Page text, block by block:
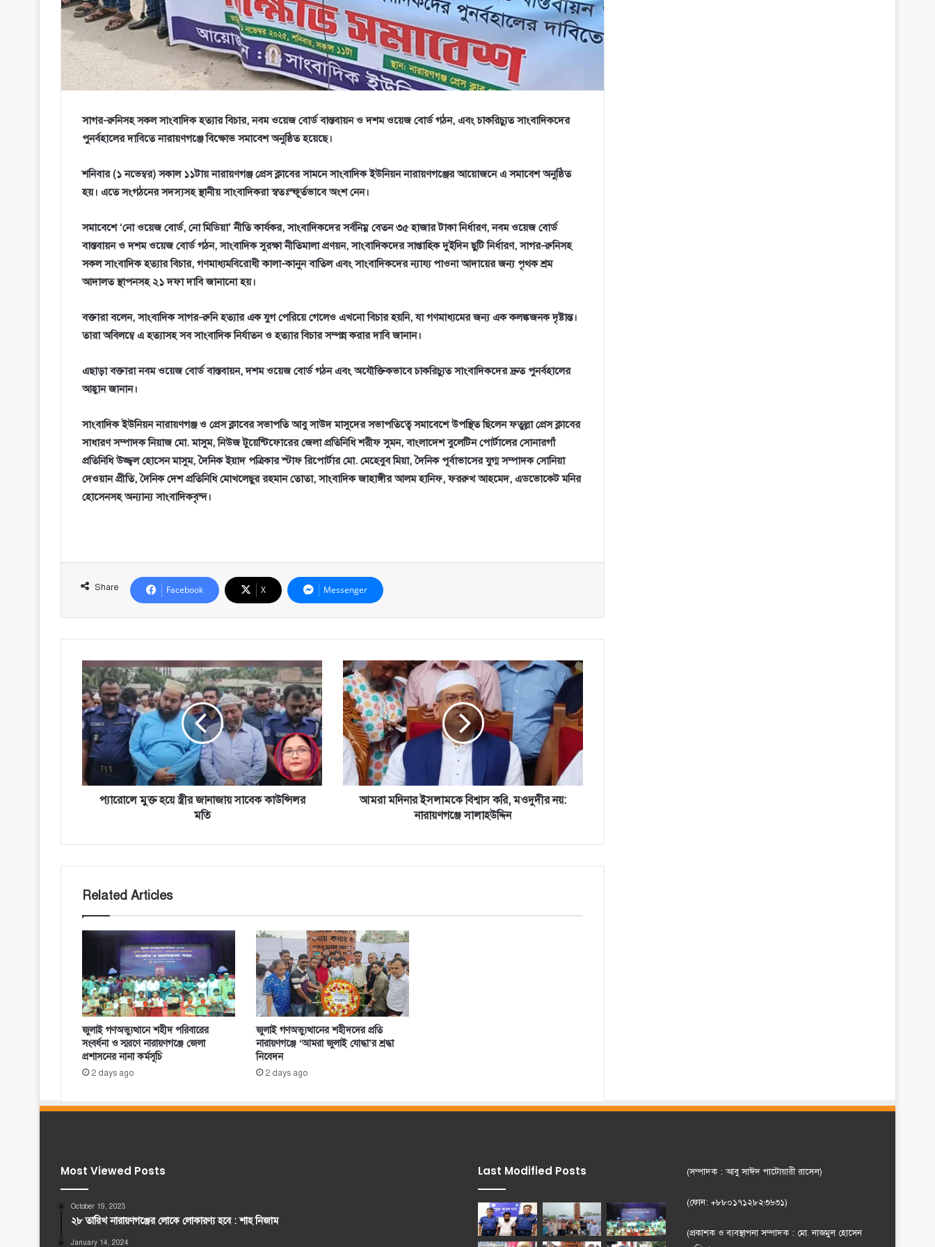
সাগর-রুনিসহ সকল সাংবাদিক হত্যার বিচার, নবম ওয়েজ বোর্ড বাস্তবায়ন ও দশম ওয়েজ বোর্ড গঠন, এবং চাকরিচ্যুত সাংবাদিকদের
পুনর্বহালের দাবিতে নারায়ণগঞ্জে বিক্ষোভ সমাবেশ অনুষ্ঠিত হয়েছে।
শনিবার (১ নভেম্বর) সকাল ১১টায় নারায়ণগঞ্জ প্রেস ক্লাবের সামনে সাংবাদিক ইউনিয়ন নারায়ণগঞ্জের আয়োজনে এ সমাবেশ অনুষ্ঠিত
হয়। এতে সংগঠনের সদস্যসহ স্থানীয় সাংবাদিকরা স্বতঃস্ফূর্তভাবে অংশ নেন।
সমাবেশে ‘নো ওয়েজ বোর্ড, নো মিডিয়া’ নীতি কার্যকর, সাংবাদিকদের সর্বনিম্ন বেতন ৩৫ হাজার টাকা নির্ধারণ, নবম ওয়েজ বোর্ড
বাস্তবায়ন ও দশম ওয়েজ বোর্ড গঠন, সাংবাদিক সুরক্ষা নীতিমালা প্রণয়ন, সাংবাদিকদের সাপ্তাহিক দুইদিন ছুটি নির্ধারণ, সাগর-রুনিসহ
সকল সাংবাদিক হত্যার বিচার, গণমাধ্যমবিরোধী কালা-কানুন বাতিল এবং সাংবাদিকদের ন্যায্য পাওনা আদায়ের জন্য পৃথক শ্রম
আদালত স্থাপনসহ ২১ দফা দাবি জানানো হয়।
বক্তারা বলেন, সাংবাদিক সাগর-রুনি হত্যার এক যুগ পেরিয়ে গেলেও এখনো বিচার হয়নি, যা গণমাধ্যমের জন্য এক কলঙ্কজনক দৃষ্টান্ত।
তারা অবিলম্বে এ হত্যাসহ সব সাংবাদিক নির্যাতন ও হত্যার বিচার সম্পন্ন করার দাবি জানান।
এছাড়া বক্তারা নবম ওয়েজ বোর্ড বাস্তবায়ন, দশম ওয়েজ বোর্ড গঠন এবং অযৌক্তিকভাবে চাকরিচ্যুত সাংবাদিকদের দ্রুত পুনর্বহালের
আহ্বান জানান।
সাংবাদিক ইউনিয়ন নারায়ণগঞ্জ ও প্রেস ক্লাবের সভাপতি আবু সাউদ মাসুদের সভাপতিত্বে সমাবেশে উপস্থিত ছিলেন ফতুল্লা প্রেস ক্লাবের
সাধারণ সম্পাদক নিয়াজ মো. মাসুম, নিউজ টুয়েন্টিফোরের জেলা প্রতিনিধি শরীফ সুমন, বাংলাদেশ বুলেটিন পোর্টালের সোনারগাঁ
প্রতিনিধি উজ্জ্বল হোসেন মাসুম, দৈনিক ইয়াদ পত্রিকার স্টাফ রিপোর্টার মো. মেহেবুব মিয়া, দৈনিক পূর্বাভাসের যুগ্ম সম্পাদক সোনিয়া
দেওয়ান প্রীতি, দৈনিক দেশ প্রতিনিধি মোখলেছুর রহমান তোতা, সাংবাদিক জাহাঙ্গীর আলম হানিফ, ফররুখ আহমেদ, এডভোকেট মনির
হোসেনসহ অন্যান্য সাংবাদিকবৃন্দ।
Share Facebook X Messenger
প্যারোলে
মুক্ত
হয়ে
স্ত্রীর
জানাজায়
সাবেক
কাউন্সিলর
মতি
প্যারোলে মুক্ত হয়ে স্ত্রীর জানাজায় সাবেক কাউন্সিলর
মতি
আমরা
মদিনার
ইসলামকে
বিশ্বাস
করি,
মওদুদীর
নয়:
নারায়ণগঞ্জে
সালাহউদ্দিন
আমরা মদিনার ইসলামকে বিশ্বাস করি, মওদুদীর নয়:
নারায়ণগঞ্জে সালাহউদ্দিন
Related Articles
জুলাই গণঅভ্যুত্থানে শহীদ পরিবারের
সংবর্ধনা ও স্মরণে নারায়ণগঞ্জে জেলা
প্রশাসনের নানা কর্মসূচি
2 days ago
জুলাই গণঅভ্যুত্থানের শহীদদের প্রতি
নারায়ণগঞ্জে ‘আমরা জুলাই যোদ্ধা’র শ্রদ্ধা
নিবেদন
2 days ago
Most Viewed Posts
October 19, 2023
২৮ তারিখ নারায়ণগঞ্জের লোকে লোকারণ্য হবে : শাহ নিজাম
January 14, 2024
Last Modified Posts (সম্পাদক : আবু সাঈদ পাটোয়ারী রাসেল)
(ফোন: +৮৮০১৭১২৮২৩৬৩১)
(প্রকাশক ও ব্যবস্থাপনা সম্পাদক : মো. নাজমুল হোসেন